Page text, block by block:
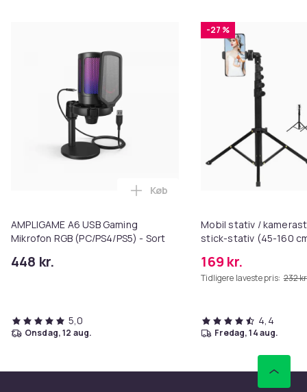
AMPLIGAME A6 USB Gaming
Mikrofon RGB (PC/PS4/PS5) - Sort
448 kr.
Læg AMPLIGAME A6 USB
Køb
5,0
onsdag, 12 aug.
-27 %
Mobil stativ /
stick-stativ (45-160
169 kr.
Tidligere laveste pris: 232
4,4
fredag, 14 aug.